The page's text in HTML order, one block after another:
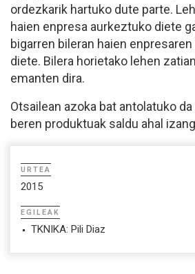
ordezkarik hartuko dute parte.
haien enpresa aurkeztuko diete
bigarren bileran haien
diete. Bilera horietako lehen
emanten dira.
Otsailean azoka bat antolatuko
beren produktuak saldu ahal
URTEA
2015
EGILEAK
TKNIKA: Pili Diaz